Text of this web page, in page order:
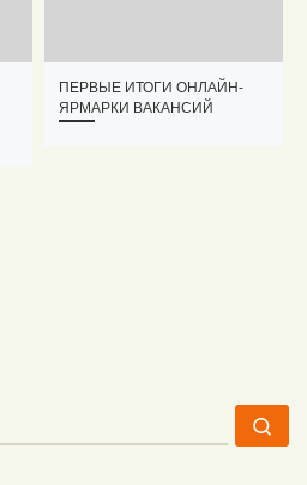
ПЕРВЫЕ ИТОГИ ОНЛАЙН-
ЯРМАРКИ ВАКАНСИЙ